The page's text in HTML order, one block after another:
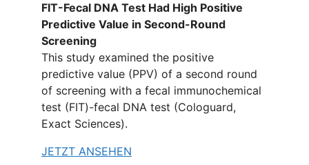
FIT-Fecal DNA Test Had High Positive
Predictive Value in Second-Round
Screening
This study examined the positive
predictive value (PPV) of a second round
of screening with a fecal immunochemical
test (FIT)-fecal DNA test (Cologuard,
Exact Sciences).
JETZT ANSEHEN